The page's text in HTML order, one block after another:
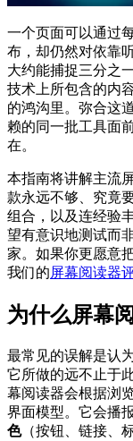
一个页面可以通过
布，却仍然对依靠
大约能捕捉三分之
技术上所包含的内
的鸿沟里。弥合这
赖的同一批工具面
在。
本指南将讲解主流
款永远不够、究竟
组合，以及连经验
望有意识地测试而
家。如果你更愿意
我们的屏幕阅读器
为什么屏幕
最常见的误解是认
它所做的远不止于
幕阅读器会根据浏
界面模型。它会播
色（按钮、链接、